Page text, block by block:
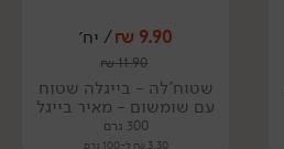
9.90
₪/ יח׳
11.90
₪
שטוח'לה - בייגלה שטוח
עם שומשום - מאיר בייגל
300 גרם
3.30 ₪ ל-100 גרם